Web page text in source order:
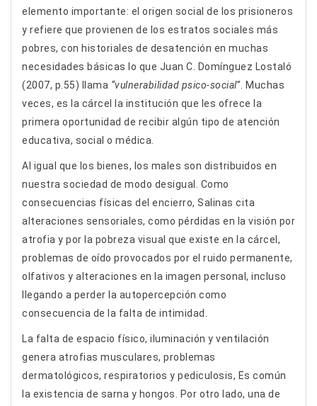
elemento importante: el origen social de los prisioneros
y refiere que provienen de los estratos sociales más
pobres, con historiales de desatención en muchas
necesidades básicas lo que Juan C. Domínguez Lostaló
(2007, p.55) llama “vulnerabilidad psico-social”. Muchas
veces, es la cárcel la institución que les ofrece la
primera oportunidad de recibir algún tipo de atención
educativa, social o médica.
Al igual que los bienes, los males son distribuidos en
nuestra sociedad de modo desigual. Como
consecuencias físicas del encierro, Salinas cita
alteraciones sensoriales, como pérdidas en la visión por
atrofia y por la pobreza visual que existe en la cárcel,
problemas de oído provocados por el ruido permanente,
olfativos y alteraciones en la imagen personal, incluso
llegando a perder la autopercepción como
consecuencia de la falta de intimidad.
La falta de espacio físico, iluminación y ventilación
genera atrofias musculares, problemas
dermatológicos, respiratorios y pediculosis, Es común
la existencia de sarna y hongos. Por otro lado, una de